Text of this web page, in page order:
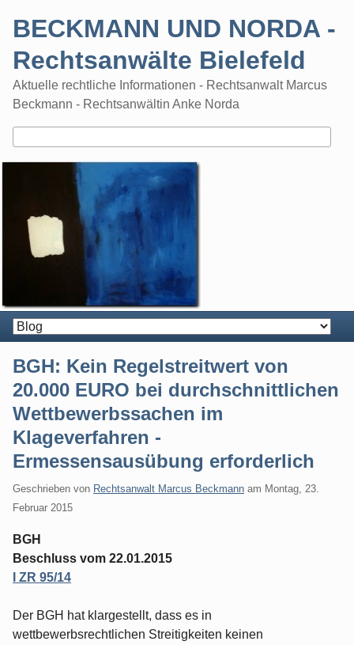
BECKMANN UND NORDA -
Rechtsanwälte Bielefeld
Aktuelle rechtliche Informationen - Rechtsanwalt Marcus
Beckmann - Rechtsanwältin Anke Norda
BGH: Kein Regelstreitwert von
20.000 EURO bei durchschnittlichen
Wettbewerbssachen im
Klageverfahren -
Ermessensausübung erforderlich
Geschrieben von Rechtsanwalt Marcus Beckmann am Montag, 23.
Februar 2015
BGH
Beschluss vom 22.01.2015
I ZR 95/14
Der BGH hat klargestellt, dass es in
wettbewerbsrechtlichen Streitigkeiten keinen